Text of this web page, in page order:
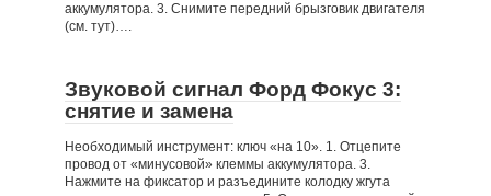
аккумулятора. 3. Снимите передний брызговик двигателя
(см. тут)….
Звуковой сигнал Форд Фокус 3:
снятие и замена
Необходимый инструмент: ключ «на 10». 1. Отцепите
провод от «минусовой» клеммы аккумулятора. 3.
Нажмите на фиксатор и разъедините колодку жгута